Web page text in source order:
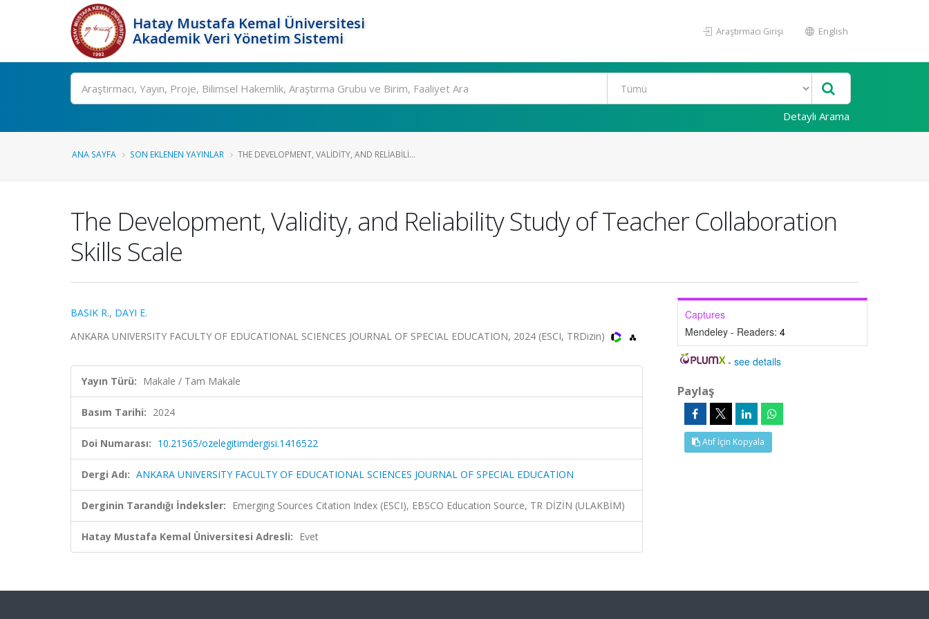
Hatay Mustafa Kemal Üniversitesi
Akademik Veri Yönetim Sistemi
Araştırmacı Girişi English
Ara
Detaylı Arama
ANA SAYFA SON EKLENEN YAYINLAR THE DEVELOPMENT, VALIDITY, AND RELIABILI...
The Development, Validity, and Reliability Study of Teacher Collaboration
Skills Scale
BASIK R., DAYI E.
ANKARA UNIVERSITY FACULTY OF EDUCATIONAL SCIENCES JOURNAL OF SPECIAL EDUCATION, 2024 (ESCI, TRDizin)
Yayın Türü: Makale / Tam Makale
Basım Tarihi: 2024
Doi Numarası: 10.21565/ozelegitimdergisi.1416522
Dergi Adı: ANKARA UNIVERSITY FACULTY OF EDUCATIONAL SCIENCES JOURNAL OF SPECIAL EDUCATION
Derginin Tarandığı İndeksler: Emerging Sources Citation Index (ESCI), EBSCO Education Source, TR DİZİN (ULAKBİM)
Hatay Mustafa Kemal Üniversitesi Adresli: Evet
Captures
Mendeley - Readers: 4
-see details
Paylaş
Atıf İçin Kopyala